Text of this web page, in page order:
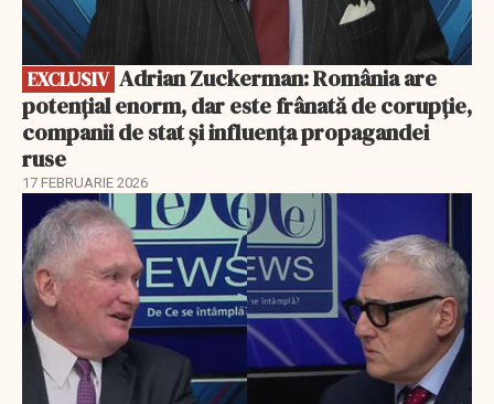
EXCLUSIV
potențial enorm, dar este frânată de corupție,
companii de stat și influența propagandei
ruse
17 FEBRUARIE 2026
EXCLUSIV